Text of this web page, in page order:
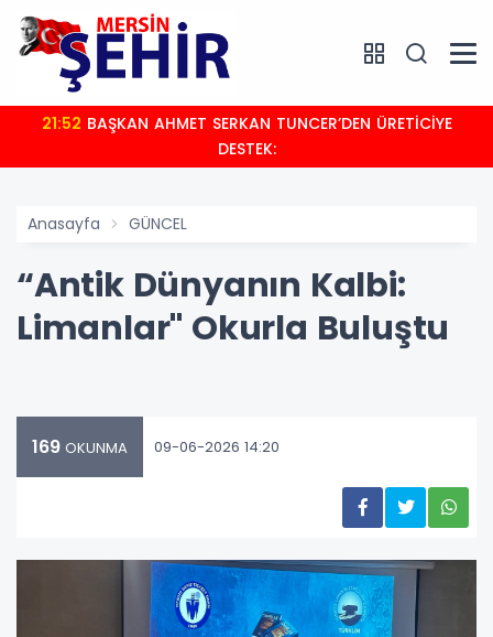
21:52
DESTEK:
Anasayfa GÜNCEL
“Antik Dünyanın Kalbi:
Limanlar" Okurla Buluştu
169 OKUNMA 09-06-2026 14:20